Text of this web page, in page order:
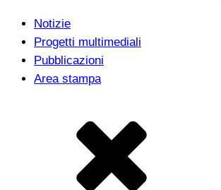
Notizie
Progetti multimediali
Pubblicazioni
Area stampa